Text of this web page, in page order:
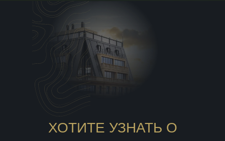
ХОТИТЕ УЗНАТЬ О